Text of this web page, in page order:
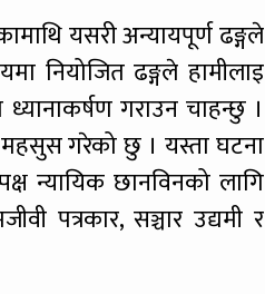
यसरी अन्यायपूर्ण ढङ्गले
नियोजित ढङ्गले हामीलाइ
गराउन चाहन्छु ।
गरेको छु । यस्ता घटना
न्यायिक छानविनको लागि
पत्रकार, सञ्चार उद्यमी र